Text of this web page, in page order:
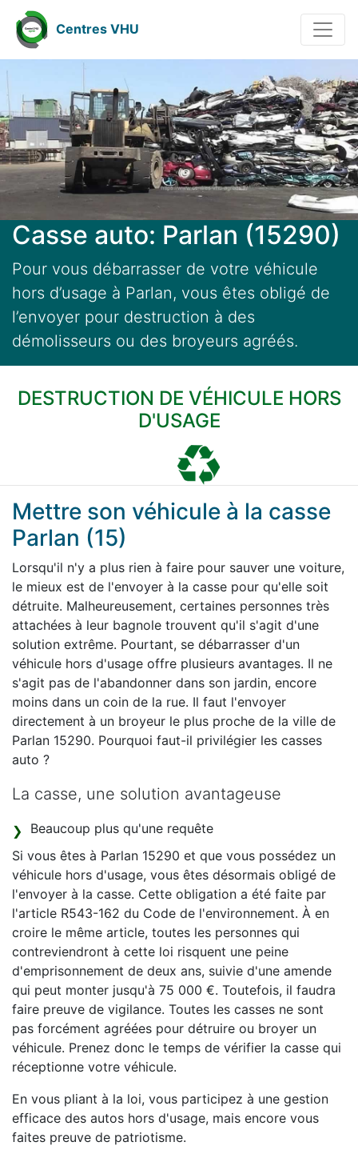
Centres VHU
Casse auto: Parlan (15290)
Pour vous débarrasser de votre véhicule
hors d’usage à Parlan, vous êtes obligé de
l’envoyer pour destruction à des
démolisseurs ou des broyeurs agréés.
DESTRUCTION DE VÉHICULE HORS
D'USAGE
Mettre son véhicule à la casse
Parlan (15)
Lorsqu'il n'y a plus rien à faire pour sauver une voiture,
le mieux est de l'envoyer à la casse pour qu'elle soit
détruite. Malheureusement, certaines personnes très
attachées à leur bagnole trouvent qu'il s'agit d'une
solution extrême. Pourtant, se débarrasser d'un
véhicule hors d'usage offre plusieurs avantages. Il ne
s'agit pas de l'abandonner dans son jardin, encore
moins dans un coin de la rue. Il faut l'envoyer
directement à un broyeur le plus proche de la ville de
Parlan 15290. Pourquoi faut-il privilégier les casses
auto ?
La casse, une solution avantageuse
Beaucoup plus qu'une requête
Si vous êtes à Parlan 15290 et que vous possédez un
véhicule hors d'usage, vous êtes désormais obligé de
l'envoyer à la casse. Cette obligation a été faite par
l'article R543-162 du Code de l'environnement. À en
croire le même article, toutes les personnes qui
contreviendront à cette loi risquent une peine
d'emprisonnement de deux ans, suivie d'une amende
qui peut monter jusqu'à 75 000 €. Toutefois, il faudra
faire preuve de vigilance. Toutes les casses ne sont
pas forcément agréées pour détruire ou broyer un
véhicule. Prenez donc le temps de vérifier la casse qui
réceptionne votre véhicule.
En vous pliant à la loi, vous participez à une gestion
efficace des autos hors d'usage, mais encore vous
faites preuve de patriotisme.